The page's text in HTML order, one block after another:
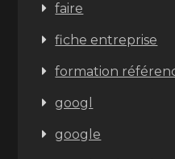
faire
fiche entreprise
formation
googl
google